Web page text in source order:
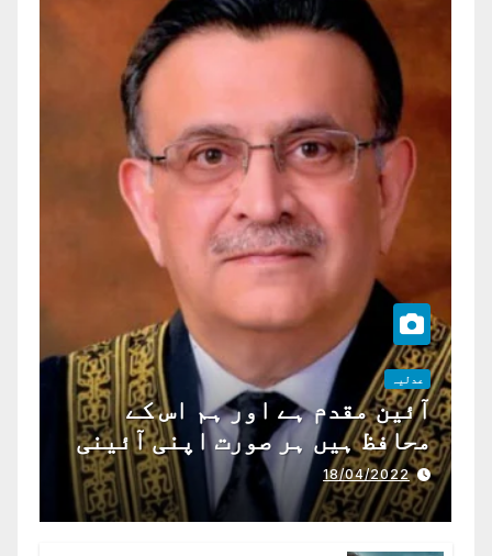
عدلیہ
آئین مقدم ہے اور ہم اس کے
محافظ ہیں ہر صورت اپنی آئینی
ذمہ داری ادا کرینگے ، چیف
جسٹس پاکستان
18/04/2022